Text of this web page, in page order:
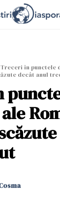
Treceri în punctele
decât anul